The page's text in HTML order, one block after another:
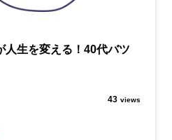
人生を変える！40代バツ
43 views